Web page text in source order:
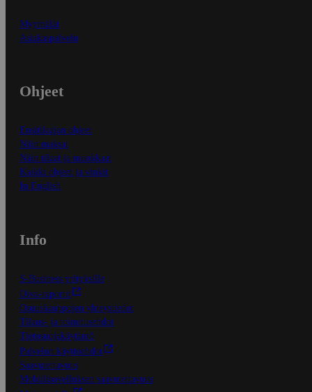
Myymälät
Asiakaspalvelu
Ohjeet
Ensitilaajan ohjeet
Näin maksat
Näin tilaat ja muokkaat
Kaikki ohjeet ja vinkit
In English
Info
S-Business yrityksille
Oiva-raportit
Osuuskauppojen yhteystiedot
Tilaus- ja toimitusehdot
Tietosuojakäytäntö
Palvelun käyttöehdot
Saavutettavuus
Mobiilisovelluksen saavutettavuus